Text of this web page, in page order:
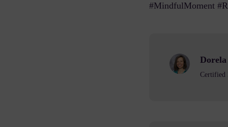
#MindfulMoment
Certified